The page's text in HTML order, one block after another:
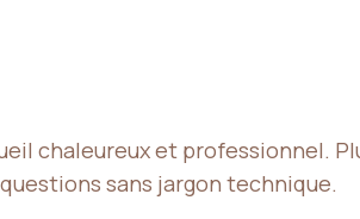
chaleureux et professionnel.
sans jargon technique.